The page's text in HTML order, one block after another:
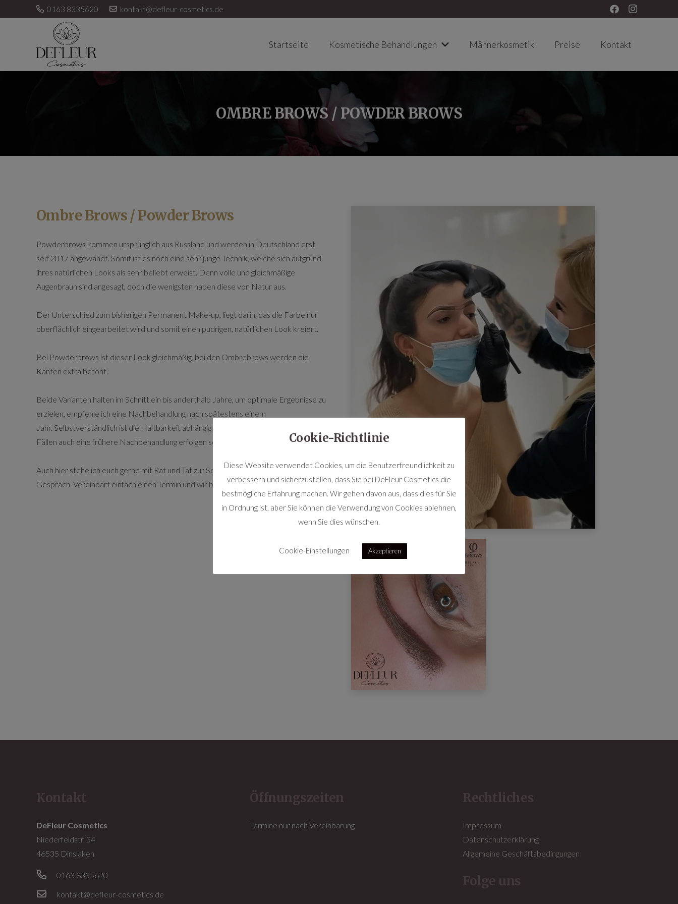
0163 8335620 kontakt@defleur-cosmetics.de
Startseite Kosmetische Behandlungen Männerkosmetik Preise Kontakt
OMBRE BROWS / POWDER BROWS
Ombre Brows / Powder Brows
Powderbrows kommen ursprünglich aus Russland und werden in Deutschland erst
seit 2017 angewandt. Somit ist es noch eine sehr junge Technik, welche sich aufgrund
ihres natürlichen Looks als sehr beliebt erweist. Denn volle und gleichmäßige
Augenbraun sind angesagt, doch die wenigsten haben diese von Natur aus.
Der Unterschied zum bisherigen Permanent Make-up, liegt darin, das die Farbe nur
oberflächlich eingearbeitet wird und somit einen pudrigen, natürlichen Look kreiert.
Bei Powderbrows ist dieser Look gleichmäßig, bei den Ombrebrows werden die
Kanten extra betont.
Beide Varianten halten im Schnitt ein bis anderthalb Jahre, um optimale Ergebnisse zu
erzielen, empfehle ich eine Nachbehandlung nach spätestens einem
Jahr. Selbstverständlich ist die Haltbarkeit abhängig vom Hauttyp, so das in einzelnen
Fällen auch eine frühere Nachbehandlung erfolgen sollte.
Auch hier stehe ich euch gerne mit Rat und Tat zur Seite, gerne auch im persönlichen
Gespräch. Vereinbart einfach einen Termin und wir besprechen alles im Vorfeld.
Kontakt
DeFleur Cosmetics
Niederfeldstr. 34
46535 Dinslaken
0163 8335620
kontakt@defleur-cosmetics.de
Öffnungszeiten
Termine nur nach Vereinbarung
Rechtliches
Impressum
Datenschutzerklärung
Allgemeine Geschäftsbedingungen
Folge uns
Cookie-Richtlinie
Diese Website verwendet Cookies, um die Benutzerfreundlichkeit zu
verbessern und sicherzustellen, dass Sie bei DeFleur Cosmetics die
bestmögliche Erfahrung machen. Wir gehen davon aus, dass dies für Sie
in Ordnung ist, aber Sie können die Verwendung von Cookies ablehnen,
wenn Sie dies wünschen.
Cookie-Einstellungen Akzeptieren